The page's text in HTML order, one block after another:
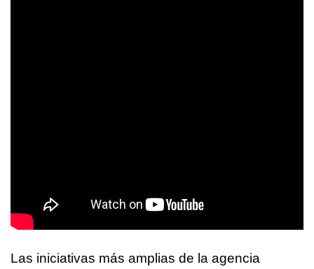
Las iniciativas más amplias de la agencia